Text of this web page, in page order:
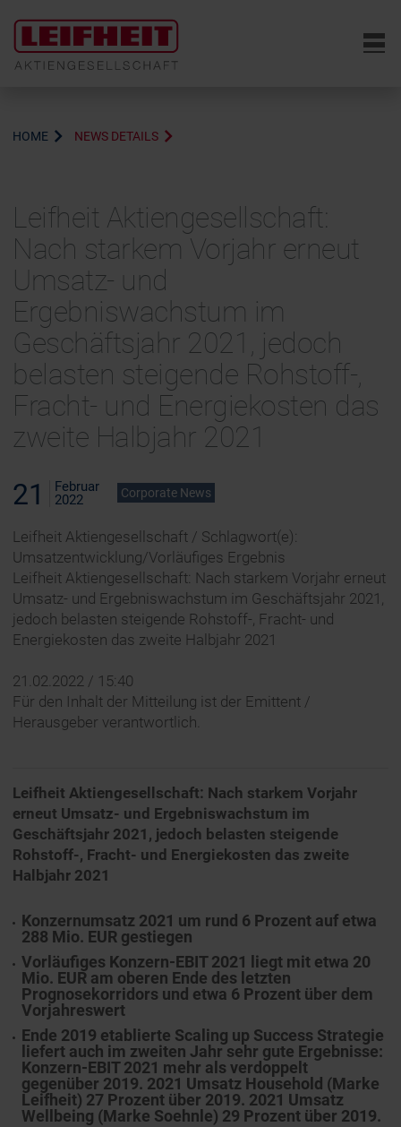
6
HOME NEWS DETAILS
Leifheit Aktiengesellschaft:
Nach starkem Vorjahr erneut
Umsatz- und
Ergebniswachstum im
Geschäftsjahr 2021, jedoch
belasten steigende Rohstoff-,
Fracht- und Energiekosten das
zweite Halbjahr 2021
21
Februar
2022
Corporate News
Leifheit Aktiengesellschaft / Schlagwort(e):
Umsatzentwicklung/Vorläufiges Ergebnis
Leifheit Aktiengesellschaft: Nach starkem Vorjahr erneut
Umsatz- und Ergebniswachstum im Geschäftsjahr 2021,
jedoch belasten steigende Rohstoff-, Fracht- und
Energiekosten das zweite Halbjahr 2021
21.02.2022 / 15:40
Für den Inhalt der Mitteilung ist der Emittent /
Herausgeber verantwortlich.
Leifheit Aktiengesellschaft: Nach starkem Vorjahr
erneut Umsatz- und Ergebniswachstum im
Geschäftsjahr 2021, jedoch belasten steigende
Rohstoff-, Fracht- und Energiekosten das zweite
Halbjahr 2021
Konzernumsatz 2021 um rund 6 Prozent auf etwa
288 Mio. EUR gestiegen
Vorläufiges Konzern-EBIT 2021 liegt mit etwa 20
Mio. EUR am oberen Ende des letzten
Prognosekorridors und etwa 6 Prozent über dem
Vorjahreswert
Ende 2019 etablierte Scaling up Success Strategie
liefert auch im zweiten Jahr sehr gute Ergebnisse:
Konzern-EBIT 2021 mehr als verdoppelt
gegenüber 2019. 2021 Umsatz Household (Marke
Leifheit) 27 Prozent über 2019. 2021 Umsatz
Wellbeing (Marke Soehnle) 29 Prozent über 2019.